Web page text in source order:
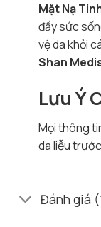
Mặt Nạ
đầy sức
vệ da khỏi
Shan
Lưu Ý
Mọi thông
da liễu
Đánh giá